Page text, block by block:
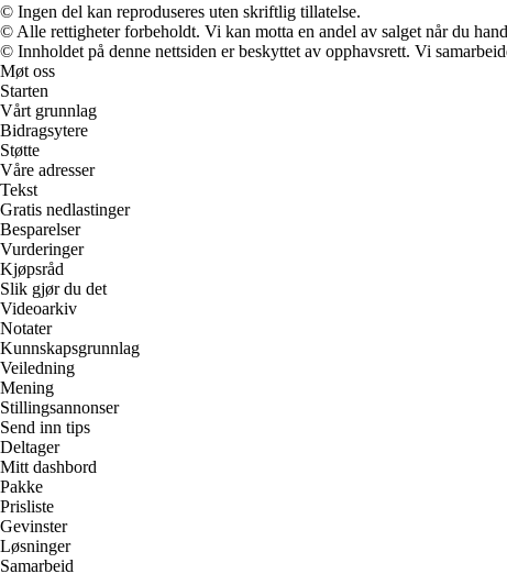
© Ingen del kan reproduseres uten skriftlig tillatelse.
© Alle rettigheter forbeholdt. Vi kan motta en andel av salget når du
© Innholdet på denne nettsiden er beskyttet av opphavsrett. Vi
Møt oss
Starten
Vårt grunnlag
Bidragsytere
Støtte
Våre adresser
Tekst
Gratis nedlastinger
Besparelser
Vurderinger
Kjøpsråd
Slik gjør du det
Videoarkiv
Notater
Kunnskapsgrunnlag
Veiledning
Mening
Stillingsannonser
Send inn tips
Deltager
Mitt dashbord
Pakke
Prisliste
Gevinster
Løsninger
Samarbeid